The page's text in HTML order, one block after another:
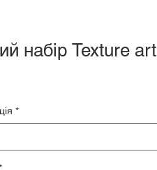
набір Texture art
*